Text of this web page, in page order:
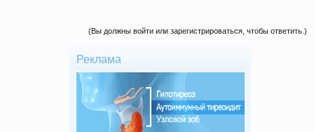
(Вы должны войти или зарегистрироваться, чтобы ответить.)
Реклама